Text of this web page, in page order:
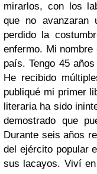
mirarlos, con los
que no avanzaran
perdido la
enfermo. Mi
país. Tengo 45
He recibido
publiqué mi primer
literaria ha sido
demostrado que
Durante seis años
del ejército popular
sus lacayos. Viví